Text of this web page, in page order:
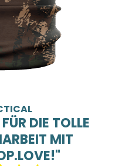
DIE TOLLE
MIT